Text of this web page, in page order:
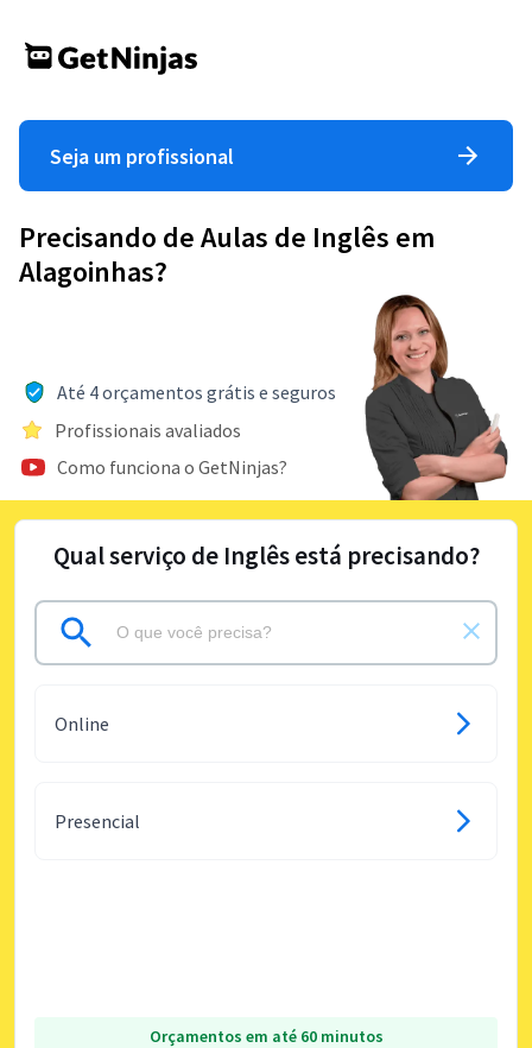
Seja um profissional
Precisando de Aulas de Inglês em
Alagoinhas?
Até 4 orçamentos grátis e seguros
Profissionais avaliados
Como funciona o GetNinjas?
Qual serviço de Inglês está precisando?
Online
Presencial
Orçamentos em até 60 minutos